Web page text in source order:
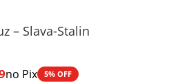
– Slava-Stalin
no Pix 5% OFF